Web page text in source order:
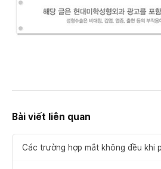
Bài viết liên quan
Các trường hợp mắt không đều khi